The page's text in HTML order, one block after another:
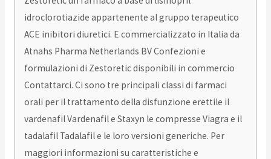
idroclorotiazide appartenente al gruppo terapeutico
ACE inibitori diuretici. E commercializzato in Italia da
Atnahs Pharma Netherlands BV Confezioni e
formulazioni di Zestoretic disponibili in commercio
Contattarci. Ci sono tre principali classi di farmaci
orali per il trattamento della disfunzione erettile il
vardenafil Vardenafil e Staxyn le compresse Viagra e il
tadalafil Tadalafil e le loro versioni generiche. Per
maggiori informazioni su caratteristiche e